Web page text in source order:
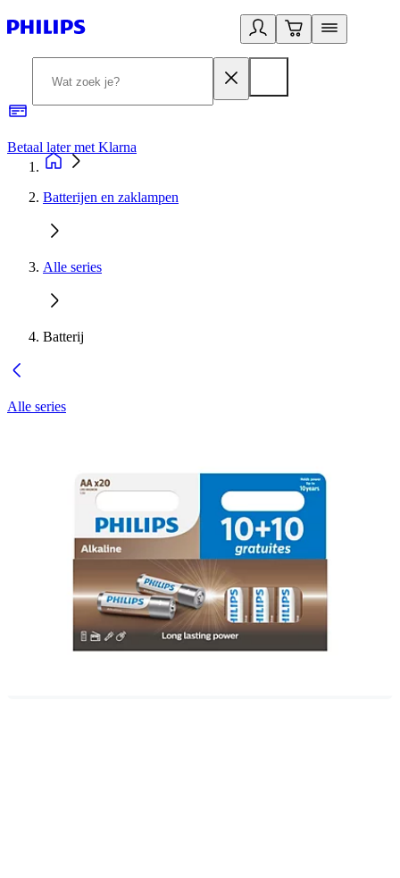
Betaal later met Klarna
Batterijen en zaklampen
Alle series
Batterij
Alle series